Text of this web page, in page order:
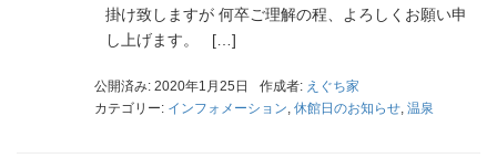
掛け致しますが 何卒ご理解の程、よろしくお願い申
し上げます。 […]
公開済み: 2020年1月25日 作成者: えぐち家
カテゴリー: インフォメーション, 休館日のお知らせ, 温泉